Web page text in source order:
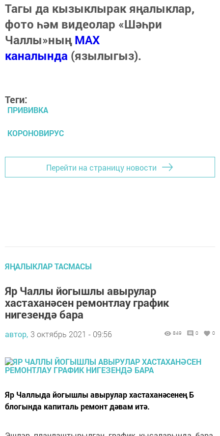
Тагы да кызыклырак яңалыклар,
фото һәм видеолар «Шәһри
Чаллы»ныңMAX
каналында (язылыгыз).
Теги:
ПРИВИВКА
КОРОНОВИРУС
Перейти на страницу новости
ЯҢАЛЫКЛАР ТАСМАСЫ
Яр Чаллы йогышлы авырулар
хастаханәсен ремонтлау график
нигезендә бара
автор, 3 октябрь 2021 - 09:56 849 0 0
Яр Чаллыда йогышлы авырулар хастаханәсенең Б
блогында капиталь ремонт дәвам итә.